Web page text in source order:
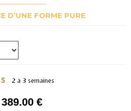
D’UNE FORME PURE
389.00 €